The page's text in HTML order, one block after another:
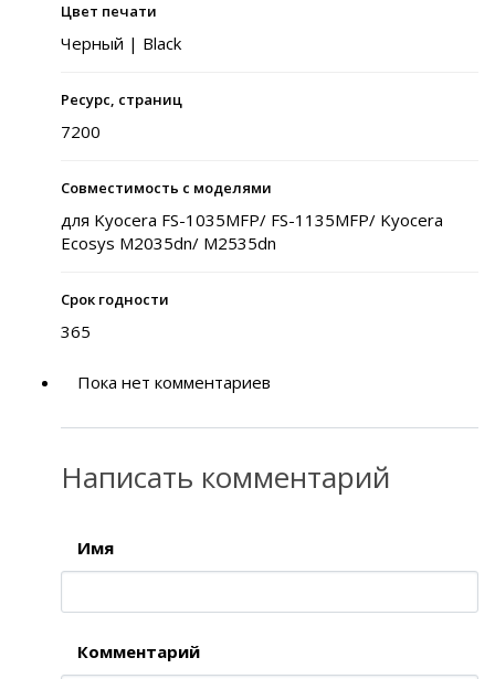
Цвет печати
Черный | Black
Ресурс, страниц
7200
Совместимость с моделями
для Kyocera FS-1035MFP/ FS-1135MFP/ Kyocera
Ecosys M2035dn/ M2535dn
Срок годности
365
Пока нет комментариев
Написать комментарий
Имя
Комментарий